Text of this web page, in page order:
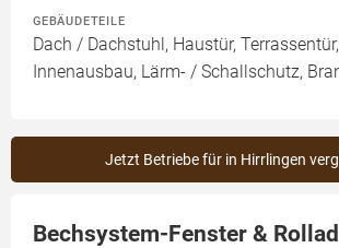
GEBÄUDETEILE
Dach / Dachstuhl, Haustür,
Innenausbau, Lärm- / Schallschutz,
Jetzt Betriebe für in Hirrlingen
Bechsystem-Fenster &